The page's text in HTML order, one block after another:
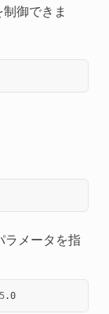
御できま
ラメータを指
5 .0